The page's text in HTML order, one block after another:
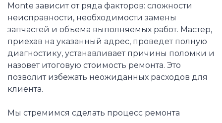
Monte зависит от ряда факторов: сложности
неисправности, необходимости замены
запчастей и объема выполняемых работ. Мастер,
приехав на указанный адрес, проведет полную
диагностику, устанавливает причины поломки и
назовет итоговую стоимость ремонта. Это
позволит избежать неожиданных расходов для
клиента.
Мы стремимся сделать процесс ремонта